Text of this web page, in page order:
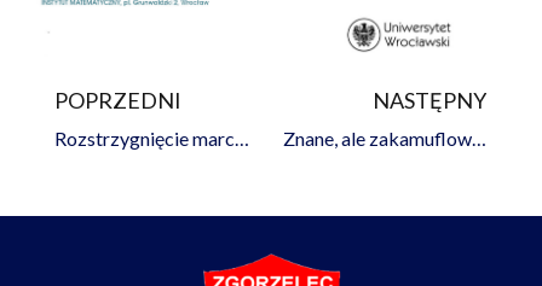
Prev
POPRZEDNI
Rozstrzygnięcie marcowego KWoLPiO
NASTĘPNY
Znane, ale zakamuflowane… Julian Tuwim “Lokomotywa”